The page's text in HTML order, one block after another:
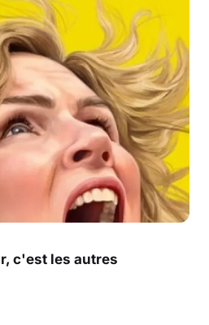
c'est les autres